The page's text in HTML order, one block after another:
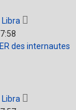
Libra
des internautes
Libra